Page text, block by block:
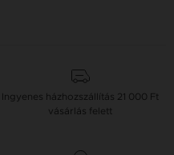
Ingyenes házhozszállítás 21 000 Ft
vásárlás felett